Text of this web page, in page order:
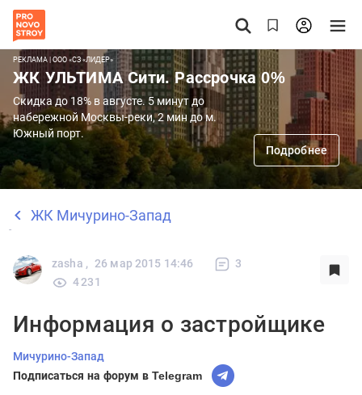
РЕКЛАМА | ООО «СЗ «ЛИДЕР»
ЖК УЛЬТИМА Сити. Рассрочка 0%
Скидка до 18% в августе. 5 минут до
набережной Москвы-реки, 2 мин до м.
Южный порт.
Подробнее
ЖК Мичурино-Запад
zasha , 26 мар 2015 14:46
3
4 231
Информация о застройщике
Мичурино-Запад
Подписаться на форум в Telegram